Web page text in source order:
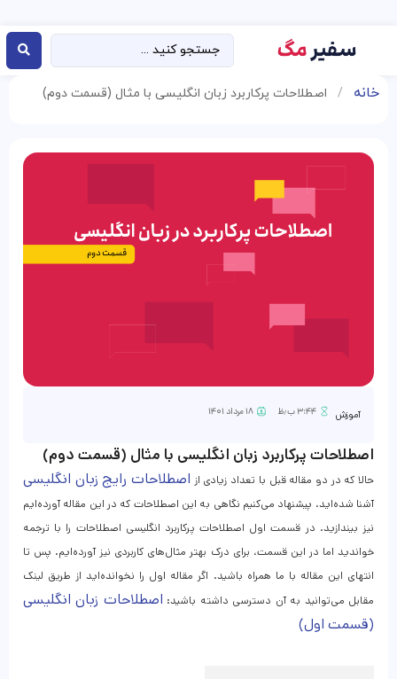
خانه / اصطلاحات پرکاربرد زبان انگلیسی با مثال (قسمت دوم)
آموزش ۳:۴۴ ب٫ظ ۱۸ مرداد ۱۴۰۱
اصطلاحات پرکاربرد زبان انگلیسی با مثال (قسمت دوم)
حالا که در دو مقاله قبل با تعداد زیادی از اصطلاحات رایج زبان انگلیسی
آشنا شده‌اید، پیشنهاد می‌کنیم نگاهی به این اصطلاحات که در این مقاله آورده‌‌ایم
نیز بیندازید. در قسمت اول اصطلاحات پرکاربرد انگلیسی اصطلاحات را با ترجمه
خواندید اما در این قسمت، برای درک بهتر مثال‌های کاربردی نیز آورده‌ایم. پس تا
انتهای این مقاله با ما همراه باشید. اگر مقاله اول را نخوانده‌اید از طریق لینک
مقابل می‌توانید به آن دسترسی داشته باشید: اصطلاحات زبان انگلیسی
(قسمت اول)